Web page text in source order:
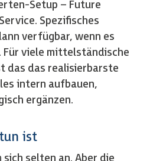
Setup – Future
Spezifisches
verfügbar, wenn es
Für viele mittelständische
das das realisierbarste
intern aufbauen,
ergänzen.
ist
sich selten an. Aber die